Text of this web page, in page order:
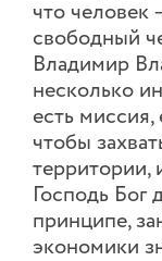
что человек
свободный
Владимир
несколько
есть миссия,
чтобы
территории,
Господь Бог
принципе,
экономики